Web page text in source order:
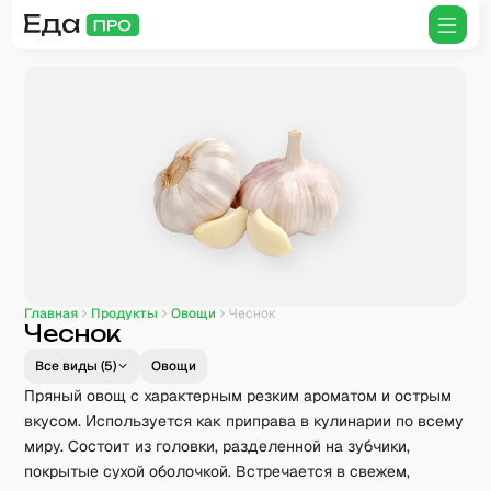
Главная Продукты Овощи Чеснок
Чеснок
Все виды (5) Овощи
Пряный овощ с характерным резким ароматом и острым
вкусом. Используется как приправа в кулинарии по всему
миру. Состоит из головки, разделенной на зубчики,
покрытые сухой оболочкой. Встречается в свежем,